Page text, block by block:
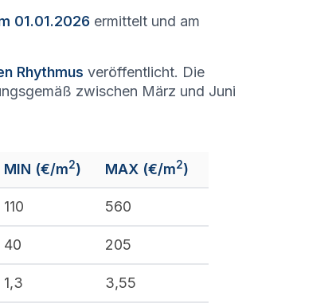
01.01.2026 ermittelt und am
Rhythmus veröffentlicht. Die
zwischen März und Juni
MIN (€/m2) MAX (€/m2)
110 560
40 205
1,3 3,55